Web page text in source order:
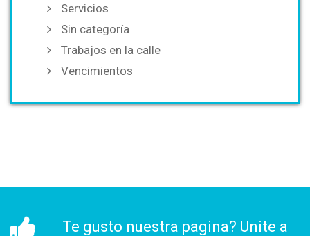
Servicios
Sin categoría
Trabajos en la calle
Vencimientos
Te gusto nuestra pagina? Unite a